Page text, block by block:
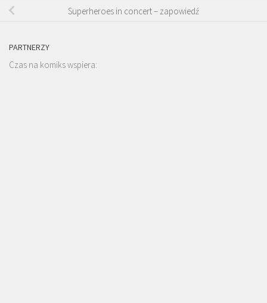
Superheroes in concert – zapowiedź
PARTNERZY
Czas na komiks wspiera: